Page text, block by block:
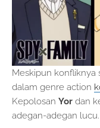
Meskipun konfliknya
dalam genre action
Kepolosan Yor dan
adegan-adegan lucu.